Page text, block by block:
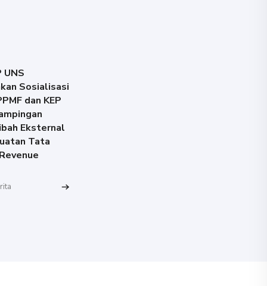
UNS
Sosialisasi
dan KEP
Eksternal
Tata